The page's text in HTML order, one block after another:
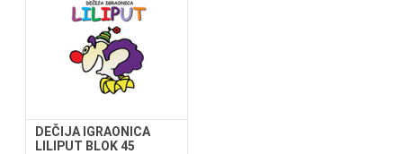
DEČIJA IGRAONICA
LILIPUT BLOK 45